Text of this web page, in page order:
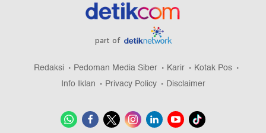
part of
Redaksi Pedoman Media Siber Karir
Kotak Pos
Info Iklan
Privacy Policy Disclaimer